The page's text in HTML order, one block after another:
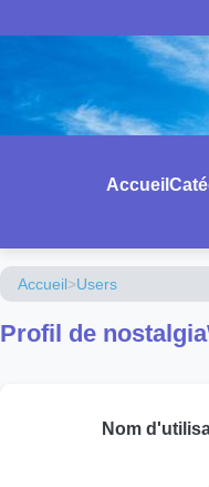
Accueil
Accueil>Users
Profil de
Nom